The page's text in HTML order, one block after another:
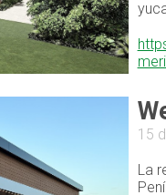
15
La